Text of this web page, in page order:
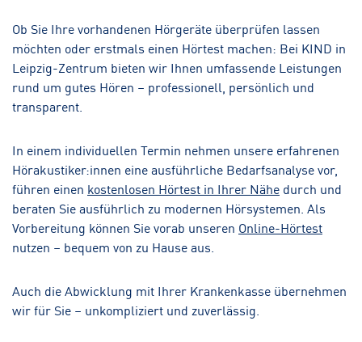
Ob Sie Ihre vorhandenen Hörgeräte überprüfen lassen
möchten oder erstmals einen Hörtest machen: Bei KIND in
Leipzig-Zentrum bieten wir Ihnen umfassende Leistungen
rund um gutes Hören – professionell, persönlich und
transparent.
In einem individuellen Termin nehmen unsere erfahrenen
Hörakustiker:innen eine ausführliche Bedarfsanalyse vor,
führen einen kostenlosen Hörtest in Ihrer Nähe durch und
beraten Sie ausführlich zu modernen Hörsystemen. Als
Vorbereitung können Sie vorab unseren Online-Hörtest
nutzen – bequem von zu Hause aus.
Auch die Abwicklung mit Ihrer Krankenkasse übernehmen
wir für Sie – unkompliziert und zuverlässig.